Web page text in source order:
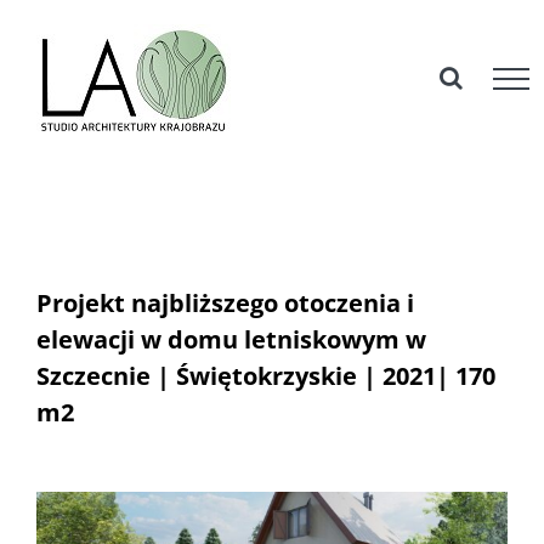
content
Projekt najbliższego otoczenia i
elewacji w domu letniskowym w
Szczecnie | Świętokrzyskie | 2021| 170
m2